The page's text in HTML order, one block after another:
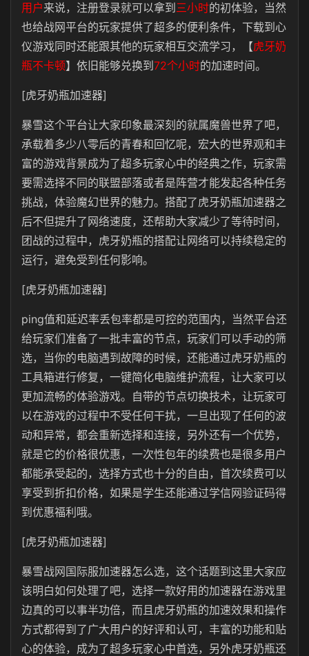
用户来说，注册登录就可以拿到 三小时的初体验，当然
也给战网平台的玩家提供了超多的便利条件，下载到心
仪游戏同时还能跟其他的玩家相互交流学习，【虎牙奶
瓶不卡顿】依旧能够兑换到 72个小时的加速时间。
[虎牙奶瓶加速器]
暴雪这个平台让大家印象最深刻的就属魔兽世界了吧，
承载着多少八零后的青春和回忆呢，宏大的世界观和丰
富的游戏背景成为了超多玩家心中的经典之作，玩家需
要需选择不同的联盟部落或者是阵营才能发起各种任务
挑战，体验魔幻世界的魅力。搭配了虎牙奶瓶加速器之
后不但提升了网络速度，还帮助大家减少了等待时间，
团战的过程中，虎牙奶瓶的搭配让网络可以持续稳定的
运行，避免受到任何影响。
[虎牙奶瓶加速器]
ping值和延迟率丢包率都是可控的范围内，当然平台还
给玩家们准备了一批丰富的节点，玩家们可以手动的筛
选，当你的电脑遇到故障的时候，还能通过虎牙奶瓶的
工具箱进行修复，一键简化电脑维护流程，让大家可以
更加流畅的体验游戏。自带的节点切换技术，让玩家可
以在游戏的过程中不受任何干扰，一旦出现了任何的波
动和异常，都会重新选择和连接，另外还有一个优势，
就是它的价格很优惠，一次性包年的续费也是很多用户
都能承受起的，选择方式也十分的自由，首次续费可以
享受到折扣价格，如果是学生还能通过学信网验证码得
到优惠福利哦。
[虎牙奶瓶加速器]
暴雪战网国际服加速器怎么选，这个话题到这里大家应
该明白如何处理了吧，选择一款好用的加速器在游戏里
边真的可以事半功倍，而且虎牙奶瓶的加速效果和操作
方式都得到了广大用户的好评和认可，丰富的功能和贴
心的体验，成为了超多玩家心中首选，另外虎牙奶瓶还